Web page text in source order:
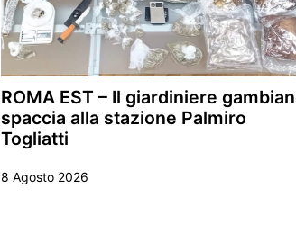
ROMA EST – Il giardiniere
spaccia alla stazione Palmiro
Togliatti
8 Agosto 2026